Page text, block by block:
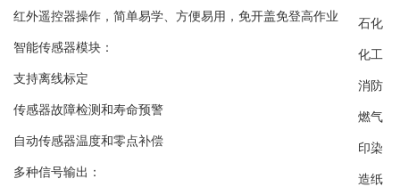
红外遥控器操作，简单易学、方便易用，免开盖免登高作业
智能传感器模块：
支持离线标定
传感器故障检测和寿命预警
自动传感器温度和零点补偿
多种信号输出：
石化
化工
消防
燃气
印染
造纸